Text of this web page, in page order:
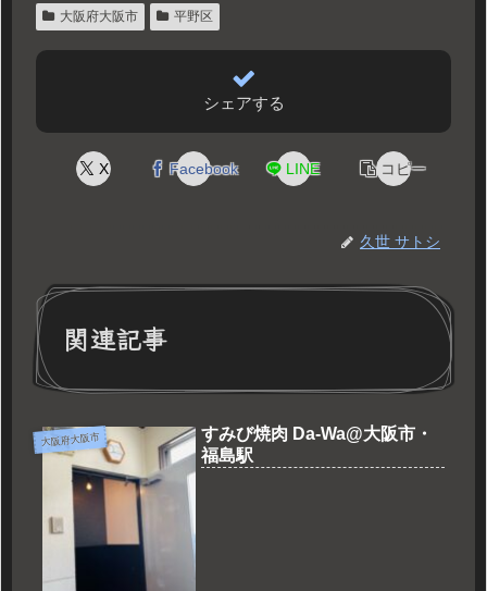
大阪府大阪市 平野区
シェアする
X Facebook LINE コピー
久世 サトシ
関連記事
大阪府大阪市
すみび焼肉 Da-Wa@大阪市・
福島駅